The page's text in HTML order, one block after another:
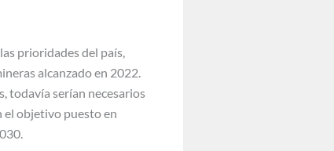
prioridades del país,
alcanzado en 2022.
todavía serían necesarios
el objetivo puesto en